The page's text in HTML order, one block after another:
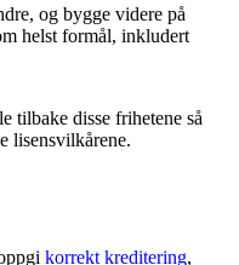
og bygge videre på
helst formål, inkludert
tilbake disse frihetene så
lisensvilkårene.
korrekt kreditering,